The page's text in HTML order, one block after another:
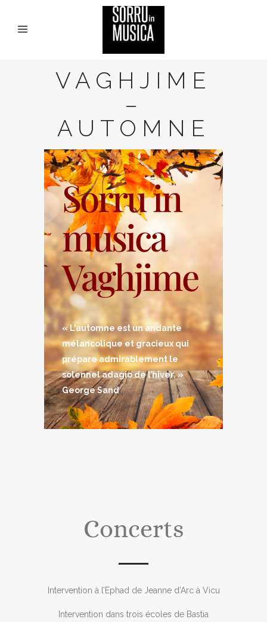
VAGHJIME
–
AUTOMNE
Sorru in
musica
Vaghjime
« L’automne est un andante
mélancolique et gracieux qui
prépare admirablement le
solennel adagio de l’hiver. »
George Sand
Concerts
Intervention à l’Ephad de Jeanne d’Arc à Vicu
Intervention dans trois écoles de Bastia